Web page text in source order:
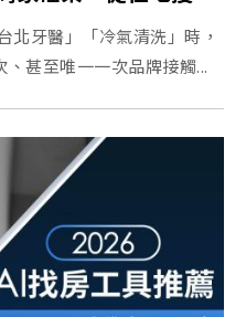
北牙醫」「冷氣清洗」時，
甚至唯一一次品牌接觸...